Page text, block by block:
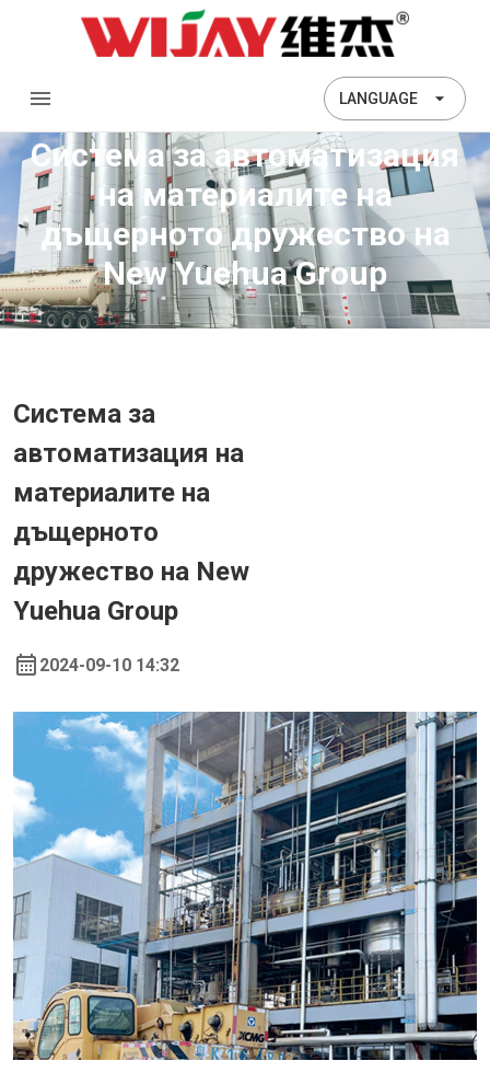
LANGUAGE
Система за автоматизация
на материалите на
дъщерното дружество на
New Yuehua Group
Система за
автоматизация на
материалите на
дъщерното
дружество на New
Yuehua Group
2024-09-10 14:32